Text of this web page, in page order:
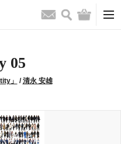
お問い合わせ
検索 バッグ
05
」 /清永 安雄